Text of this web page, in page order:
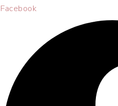
Facebook